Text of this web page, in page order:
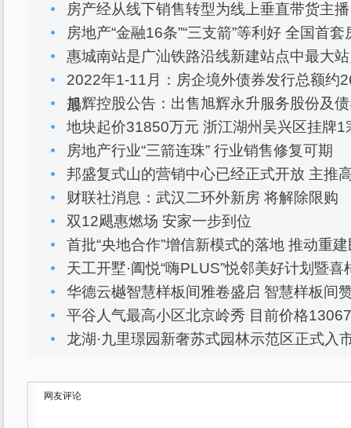
房产经从线下销售转型为线上垂直带货主
房地产“金融16条”“三支箭”等利好 全国首
惠城南站是广汕铁路沿线新建站点中最大
2022年1-11月：房企境外债券发行总额约
最
旭辉控股公告：出售旭辉永升服务股份及
地块起价31850万元 浙江湖州吴兴区挂牌1
房地产行业“三箭连珠” 行业销售修复可期
邦盛复式山的营销中心已经正式开放 主推
财联社消息：武汉二环外新房 将解除限购
双12飓惠燃场 安家一步到位
首批“央地合作”增信新模式的落地 推动重
天工开墅·阖悦“嗨PLUS”悦邻美好计划暨
华德云樾智慧样板间雅卷盛启 智慧样板间
平谷人气最高小区北京岭秀 目前价格
龙湖·九里璟园新奢苏式园林示范区正式入